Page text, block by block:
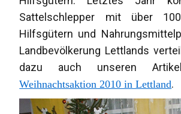
Sattelschlepper mit über
Hilfsgütern und
Landbevölkerung Lettlands
dazu auch unseren
Weihnachtsaktion 2010 in Lettland.